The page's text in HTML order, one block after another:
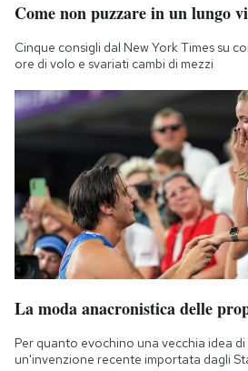
Come non puzzare in un lungo
Cinque consigli dal New York Times su
ore di volo e svariati cambi di mezzi
La moda anacronistica delle
Per quanto evochino una vecchia idea
un'invenzione recente importata dagli